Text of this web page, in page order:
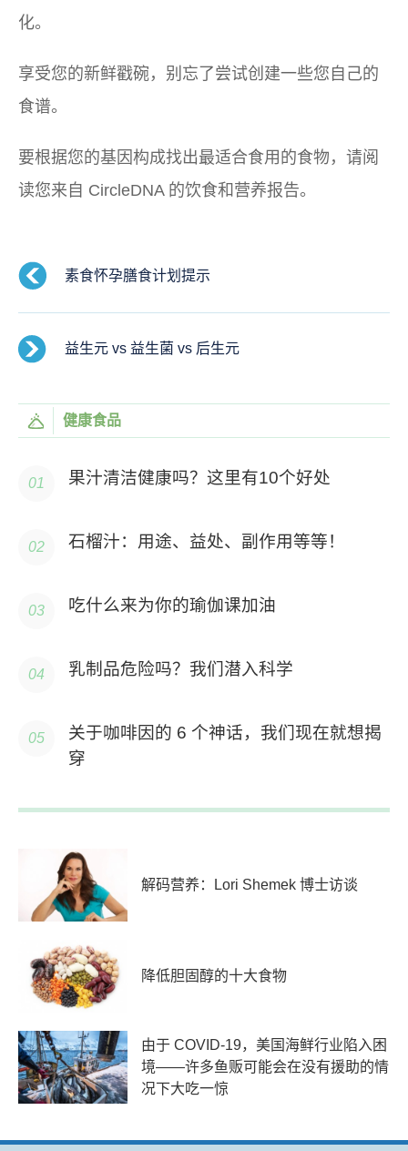
化。
享受您的新鲜戳碗，别忘了尝试创建一些您自己的
食谱。
要根据您的基因构成找出最适合食用的食物，请阅
读您来自 CircleDNA 的饮食和营养报告。
素食怀孕膳食计划提示
益生元 vs 益生菌 vs 后生元
健康食品
果汁清洁健康吗？这里有10个好处
石榴汁：用途、益处、副作用等等！
吃什么来为你的瑜伽课加油
乳制品危险吗？我们潜入科学
关于咖啡因的 6 个神话，我们现在就想揭
穿
解码营养：Lori Shemek 博士访谈
降低胆固醇的十大食物
由于 COVID-19，美国海鲜行业陷入困
境——许多鱼贩可能会在没有援助的情
况下大吃一惊